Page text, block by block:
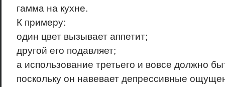
гамма на кухне.
К примеру:
один цвет вызывает аппетит;
другой его подавляет;
а использование третьего и вовсе должно
поскольку он навевает депрессивные